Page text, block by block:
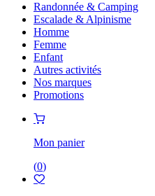
Randonnée & Camping
Escalade & Alpinisme
Homme
Femme
Enfant
Autres activités
Nos marques
Promotions
Mon panier
(0)